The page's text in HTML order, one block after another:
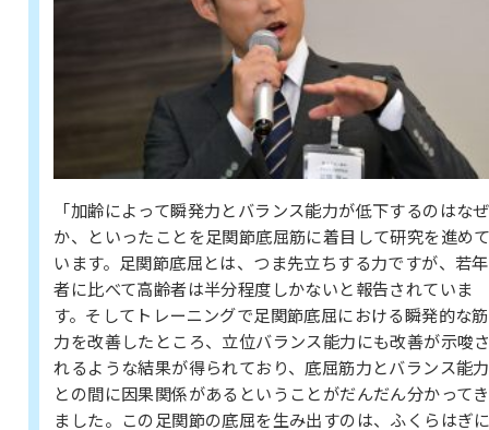
「加齢によって瞬発力とバランス能力が低下するのはなぜ
か、といったことを足関節底屈筋に着目して研究を進め
います。足関節底屈とは、つま先立ちする力ですが、若年
者に比べて高齢者は半分程度しかないと報告されていま
す。そしてトレーニングで足関節底屈における瞬発的な筋
力を改善したところ、立位バランス能力にも改善が示唆
れるような結果が得られており、底屈筋力とバランス能力
との間に因果関係があるということがだんだん分かってき
ました。この足関節の底屈を生み出すのは、ふくらはぎ